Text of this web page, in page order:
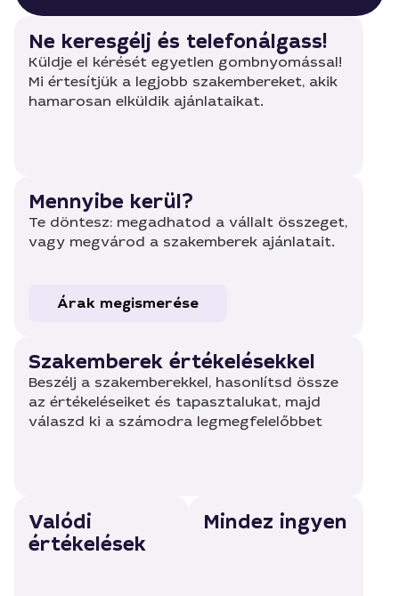
Ne keresgélj és telefonálgass!
Küldje el kérését egyetlen gombnyomással!
Mi értesítjük a legjobb szakembereket, akik
hamarosan elküldik ajánlataikat.
Mennyibe kerül?
Te döntesz: megadhatod a vállalt összeget,
vagy megvárod a szakemberek ajánlatait.
Árak megismerése
Szakemberek értékelésekkel
Beszélj a szakemberekkel, hasonlítsd össze
az értékeléseiket és tapasztalukat, majd
válaszd ki a számodra legmegfelelőbbet
Valódi
értékelések
Mindez ingyen